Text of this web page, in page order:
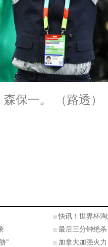
森保一。 （路透）
快讯！世界杯
最后三分钟绝
”
加拿大加强火